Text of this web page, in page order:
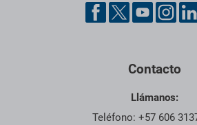
Contacto
Llámanos:
Teléfono: +57 606